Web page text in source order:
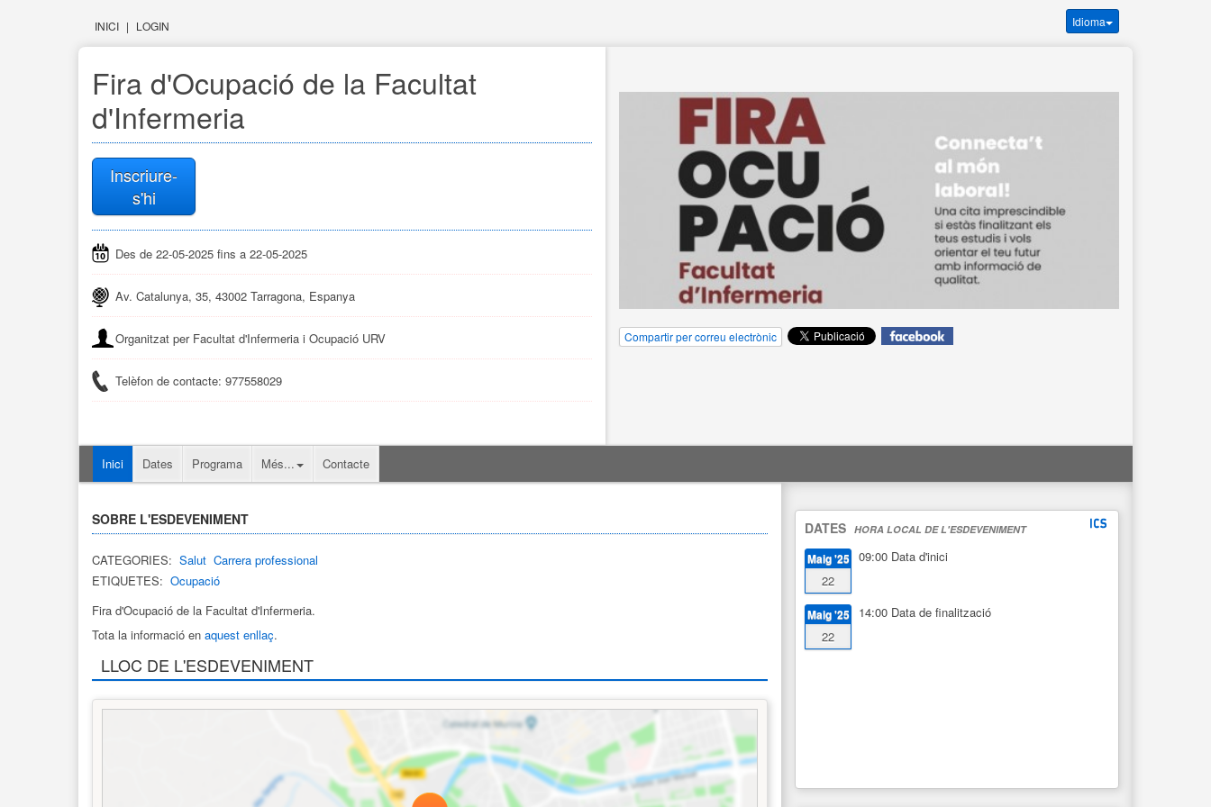
INICI | LOGIN Idioma
Fira d'Ocupació de la Facultat
d'Infermeria
Inscriure-
s'hi
Des de 22-05-2025 fins a 22-05-2025
Av. Catalunya, 35, 43002 Tarragona, Espanya
Organitzat per Facultat d'Infermeria i Ocupació URV
Telèfon de contacte: 977558029
Compartir per correu electrònic
Inici Dates Programa Més... Contacte
SOBRE L'ESDEVENIMENT
CATEGORIES: Salut Carrera professional
ETIQUETES: Ocupació
Fira d'Ocupació de la Facultat d'Infermeria.
Tota la informació en aquest enllaç.
LLOC DE L'ESDEVENIMENT
DATES HORA LOCAL DE L'ESDEVENIMENT
Maig '25
22
09:00 Data d'inici
Maig '25
22
14:00 Data de finalització